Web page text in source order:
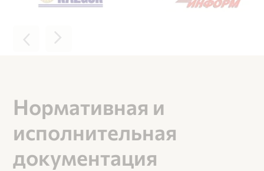
Нормативная и
исполнительная
документация